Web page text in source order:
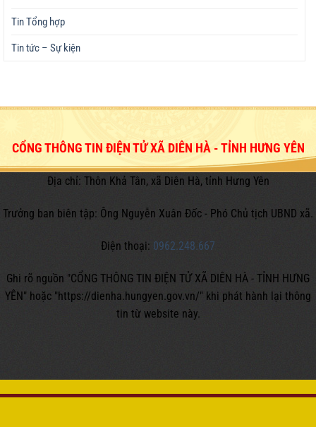
Tin Tổng hợp
Tin tức – Sự kiện
CỔNG THÔNG TIN ĐIỆN TỬ XÃ DIÊN HÀ - TỈNH HƯNG YÊN
Địa chỉ: Thôn Khả Tân, xã Diên Hà, tỉnh Hưng Yên
Trưởng ban biên tập: Ông Nguyễn Xuân Đốc - Phó Chủ tịch UBND xã.
Điện thoại: 0962.248.667
Ghi rõ nguồn "CỔNG THÔNG TIN ĐIỆN TỬ XÃ DIÊN HÀ - TỈNH HƯNG
YÊN" hoặc "https://dienha.hungyen.gov.vn/" khi phát hành lại thông
tin từ website này.